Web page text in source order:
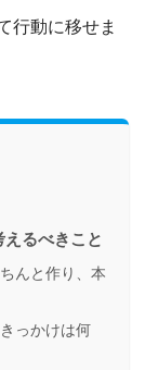
行動に移せま
るべきこと
んと作り、本
っかけは何